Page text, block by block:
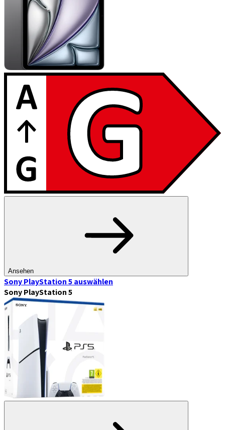
Ansehen
Sony PlayStation 5auswählen
Sony PlayStation 5